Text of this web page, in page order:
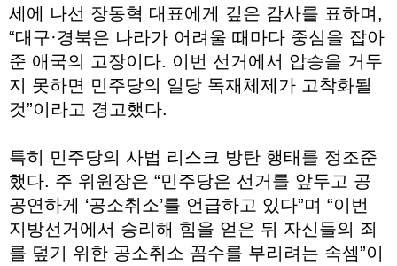
세에 나선 장동혁 대표에게 깊은 감사를 표하며,
“대구·경북은 나라가 어려울 때마다 중심을 잡아
준 애국의 고장이다. 이번 선거에서 압승을 거두
지 못하면 민주당의 일당 독재체제가 고착화될
것”이라고 경고했다.
특히 민주당의 사법 리스크 방탄 행태를 정조준
했다. 주 위원장은 “민주당은 선거를 앞두고 공
공연하게 ‘공소취소’를 언급하고 있다”며 “이번
지방선거에서 승리해 힘을 얻은 뒤 자신들의 죄
를 덮기 위한 공소취소 꼼수를 부리려는 속셈”이